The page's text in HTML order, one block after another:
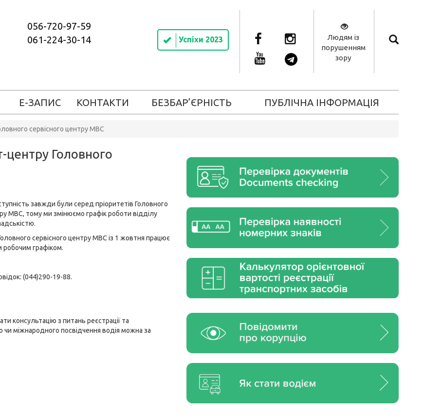
056-720-97-59
061-224-30-14
Успіхи 2023
Людям із
порушенням
зору
Е-ЗАПИС КОНТАКТИ БЕЗБАР’ЄРНІСТЬ ПУБЛІЧНА ІНФОРМАЦІЯ
сервісного центру МВС
центру Головного
завжди були серед пріоритетів Головного
МВС, тому ми змінюємо графік роботи відділу
сервісного центру МВС із 1 жовтня працює
графіком.
(044)290-19-88.
консультацію з питань реєстрації та
чи міжнародного посвідчення водія можна за